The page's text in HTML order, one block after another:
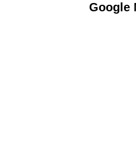
Google